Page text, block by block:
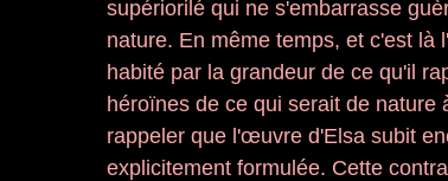
supériorilé qui ne s'embarrasse
nature. En même temps, et c'est là
habité par la grandeur de ce qu'il
héroïnes de ce qui serait de
rappeler que l'œuvre d'Elsa subit
explicitement formulée. Cette